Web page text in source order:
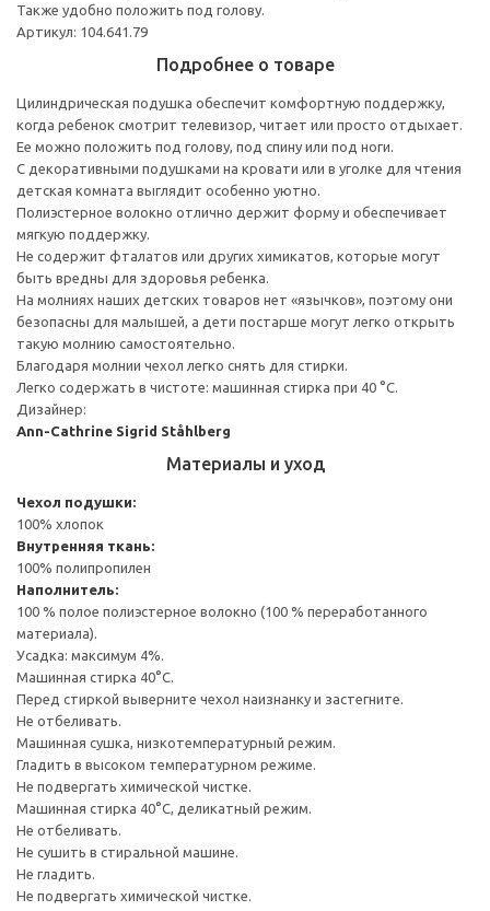
Также удобно положить под голову.
Артикул: 104.641.79
Подробнее о товаре
Цилиндрическая подушка обеспечит комфортную поддержку,
когда ребенок смотрит телевизор, читает или просто отдыхает.
Ее можно положить под голову, под спину или под ноги.
С декоративными подушками на кровати или в уголке для чтения
детская комната выглядит особенно уютно.
Полиэстерное волокно отлично держит форму и обеспечивает
мягкую поддержку.
Не содержит фталатов или других химикатов, которые могут
быть вредны для здоровья ребенка.
На молниях наших детских товаров нет «язычков», поэтому они
безопасны для малышей, а дети постарше могут легко открыть
такую молнию самостоятельно.
Благодаря молнии чехол легко снять для стирки.
Легко содержать в чистоте: машинная стирка при 40 °C.
Дизайнер:
Ann-Cathrine Sigrid Ståhlberg
Материалы и уход
Чехол подушки:
100% хлопок
Внутренняя ткань:
100% полипропилен
Наполнитель:
100 % полое полиэстерное волокно (100 % переработанного
материала).
Усадка: максимум 4%.
Машинная стирка 40°С.
Перед стиркой выверните чехол наизнанку и застегните.
Не отбеливать.
Машинная сушка, низкотемпературный режим.
Гладить в высоком температурном режиме.
Не подвергать химической чистке.
Машинная стирка 40°С, деликатный режим.
Не отбеливать.
Не сушить в стиральной машине.
Не гладить.
Не подвергать химической чистке.